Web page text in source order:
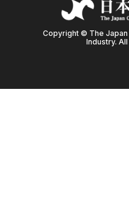
Copyright © The
Industry.